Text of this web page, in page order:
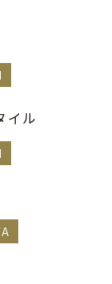
イル